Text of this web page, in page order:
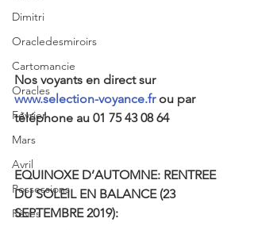
Dimitri
Oracledesmiroirs
Cartomancie
Oracles
Février
Mars
Avril
Possessions
Rêves
Nos voyants en direct sur
www.selection-voyance.fr ou par
téléphone au 01 75 43 08 64
EQUINOXE D’AUTOMNE: RENTREE
DU SOLEIL EN BALANCE (23
SEPTEMBRE 2019):